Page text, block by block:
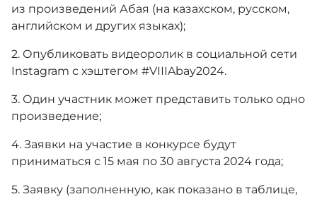
из произведений Абая (на казахском, русском,
английском и других языках);
2. Опубликовать видеоролик в социальной сети
Instagram с хэштегом #VІІIAbay2024.
3. Один участник может представить только одно
произведение;
4. Заявки на участие в конкурсе будут
приниматься с 15 мая по 30 августа 2024 года;
5. Заявку (заполненную, как показано в таблице,